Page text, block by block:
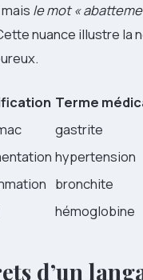
le mot «
nuance illustre la
Terme
gastrite
hypertension
bronchite
hémoglobine
d’un